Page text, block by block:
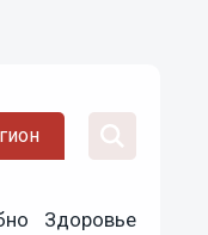
Здоровье